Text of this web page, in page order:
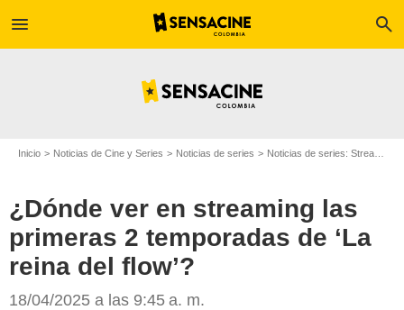
menu search
Inicio Noticias de Cine y Series Noticias de series Noticias de series: Streaming
¿Dónde ver en streaming las
primeras 2 temporadas de ‘La
reina del flow’?
18/04/2025 a las 9:45 a. m.
Netflix